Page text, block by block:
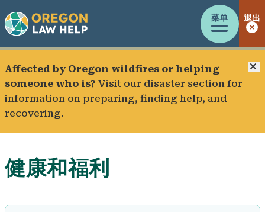
菜单 退出
Affected by Oregon wildfires or helping
someone who is? Visit our disaster section for
information on preparing, finding help, and
recovering.
健康和福利